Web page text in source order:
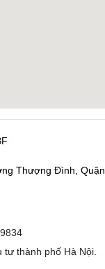
Thượng Đình, Quận
thành phố Hà Nội.